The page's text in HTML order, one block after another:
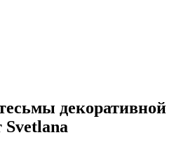
декоративной
Svetlana